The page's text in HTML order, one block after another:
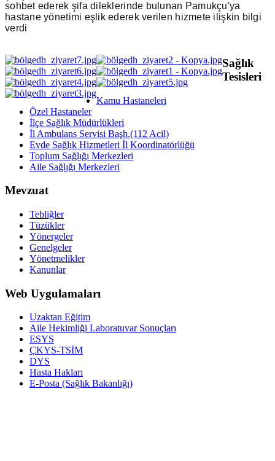
sohbet ederek şifa dileklerinde bulunan Pamukçu'ya
hastane yönetimi eşlik ederek verilen hizmete ilişkin bilgi
verdi
Sağlık
Tesisleri
Kamu Hastaneleri
Özel Hastaneler
İlçe Sağlık Müdürlükleri
İl Ambulans Servisi Başh.(112 Acil)
Evde Sağlık Hizmetleri İl Koordinatörlüğü
Toplum Sağlığı Merkezleri
Aile Sağlığı Merkezleri
Mevzuat
Tebliğler
Tüzükler
Yönergeler
Genelgeler
Yönetmelikler
Kanunlar
Web Uygulamaları
Uzaktan Eğitim
Aile Hekimliği Laboratuvar Sonuçları
ESYS
ÇKYS-TSİM
DYS
Hasta Hakları
E-Posta (Sağlık Bakanlığı)